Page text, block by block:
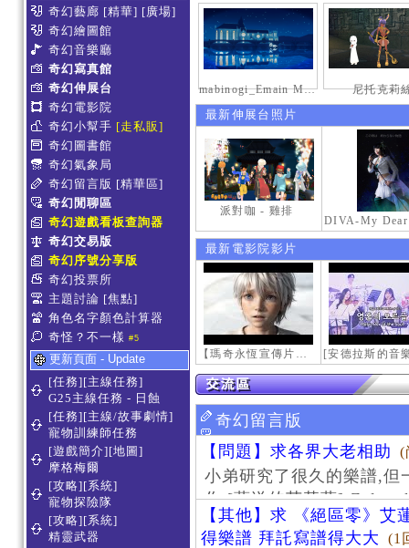
奇幻藝廊 [精華] [廣場]
奇幻繪圖館
奇幻音樂廳
奇幻寫真館
奇幻伸展台
奇幻電影院
奇幻小幫手 [走私販]
奇幻圖書館
奇幻氣象局
奇幻留言版 [精華區]
奇幻閒聊區
奇幻遊戲看板查詢器
奇幻交易版
奇幻序號分享版
奇幻投票所
主題討論 [焦點]
角色名字顏色計算器
奇怪？不一樣 #5
更新頁面 - Update
[任務][主線任務]
G25主線任務 - 日蝕
[任務][主線/故事劇情]
寵物訓練師任務
[遊戲簡介][地圖]
摩格梅爾
[攻略][系統]
寵物探險隊
[攻略][系統]
精靈武器
mabinogi_Emain Macha_2000-0600_1 尼托克莉
最新伸展台照片
派對咖 - 雞排
最新電影院影片
【瑪奇永恆宣傳片】最初的感動
奇幻留言版
【問題】求各界大老相助
(
小弟研究了很久的樂譜,但
作 [葬送的芙莉蓮]-
【其他】求 《絕區零》艾
得樂譜 拜託寫譜得大大
(1